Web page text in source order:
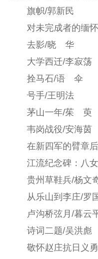
旗帜/郭新民
对未完成者的缅
去影/晓 华
大学西迁/李寂荡
拴马石/语 伞
号手/王明法
茅山一年/茱 萸
韦岗战役/安海茵
在新四军的臂章
江流纪念碑： 八
贵州草鞋兵/杨文
从乐山到李庄/罗
卢沟桥弦月/暮云
诗词二题/吴洪彪
敬怀赵庄抗日义勇